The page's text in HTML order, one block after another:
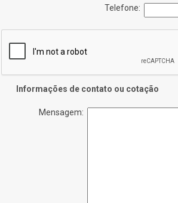
Telefone:
Informações de contato ou cotação
Mensagem: